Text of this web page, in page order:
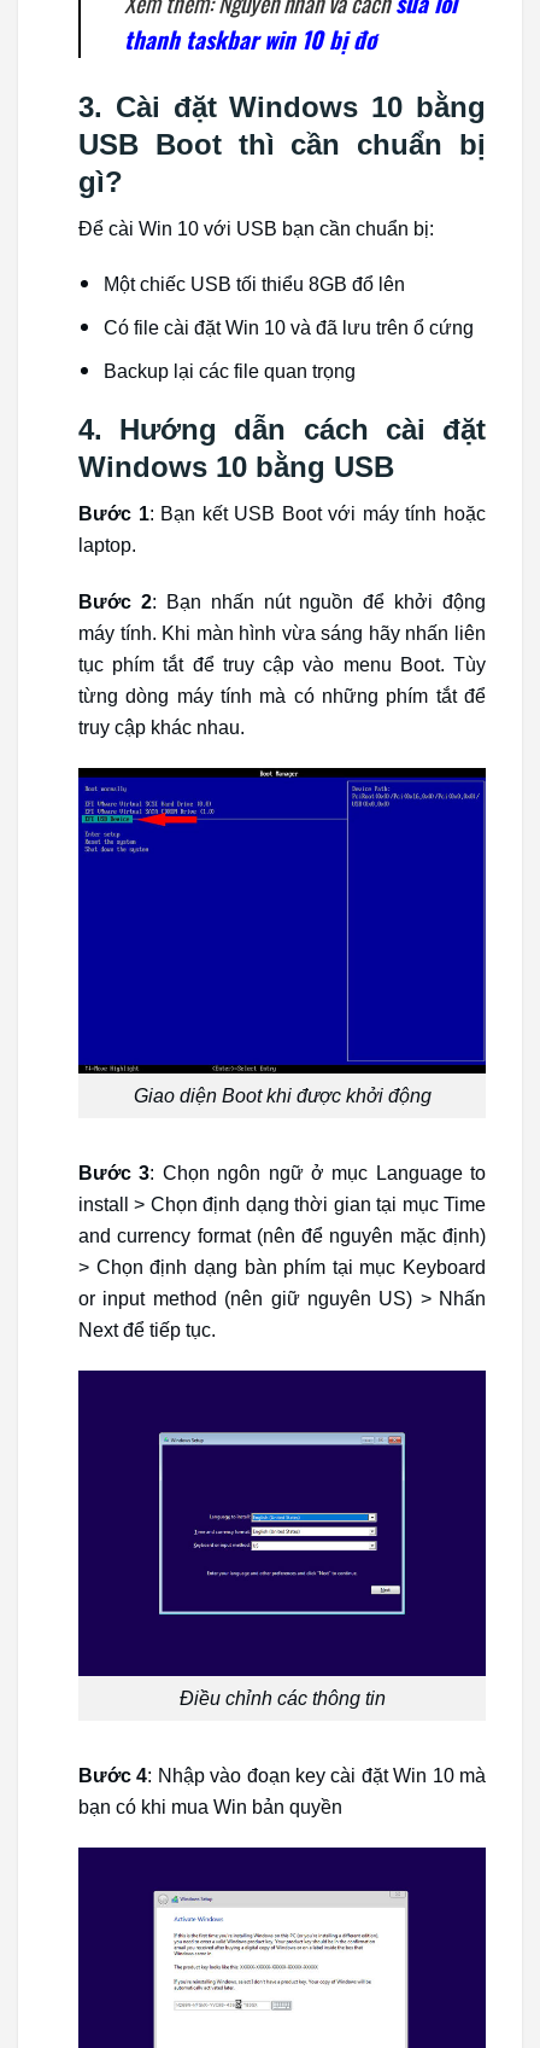
thanh taskbar win 10 bị đơ
3. Cài đặt Windows 10 bằng
USB Boot thì cần chuẩn bị
gì?
Để cài Win 10 với USB bạn cần chuẩn bị:
Một chiếc USB tối thiểu 8GB đổ lên
Có file cài đặt Win 10 và đã lưu trên ổ cứng
Backup lại các file quan trọng
4. Hướng dẫn cách cài đặt
Windows 10 bằng USB
Bước 1: Bạn kết USB Boot với máy tính hoặc
laptop.
Bước 2: Bạn nhấn nút nguồn để khởi động
máy tính. Khi màn hình vừa sáng hãy nhấn liên
tục phím tắt để truy cập vào menu Boot. Tùy
từng dòng máy tính mà có những phím tắt để
truy cập khác nhau.
Giao diện Boot khi được khởi động
Bước 3: Chọn ngôn ngữ ở mục Language to
install > Chọn định dạng thời gian tại mục Time
and currency format (nên để nguyên mặc định)
> Chọn định dạng bàn phím tại mục Keyboard
or input method (nên giữ nguyên US) > Nhấn
Next để tiếp tục.
Điều chỉnh các thông tin
Bước 4: Nhập vào đoạn key cài đặt Win 10 mà
bạn có khi mua Win bản quyền